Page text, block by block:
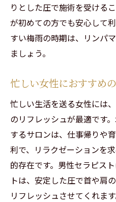
りとした圧で施術を受ける
が初めての方でも安心して
すい梅雨の時期は、リンパ
ましょう。
忙しい女性におすすめ
忙しい生活を送る女性には
のリフレッシュが最適です
するサロンは、仕事帰りや
利で、リラクゼーションを
的存在です。男性セラピス
トは、安定した圧で首や肩
リフレッシュさせてくれま